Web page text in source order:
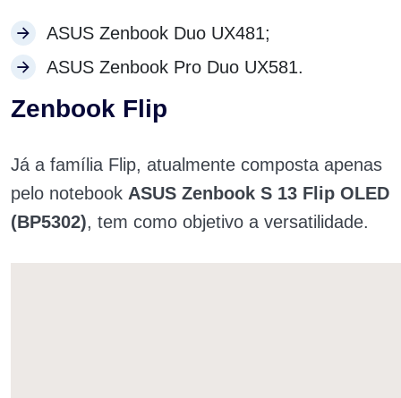
ASUS Zenbook Duo UX481;
ASUS Zenbook Pro Duo UX581.
Zenbook Flip
Já a família Flip, atualmente composta apenas
pelo notebook ASUS Zenbook S 13 Flip OLED
(BP5302), tem como objetivo a versatilidade.